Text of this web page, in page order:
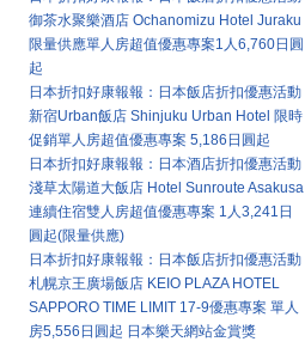
御茶水聚樂酒店 Ochanomizu Hotel Juraku
限量供應單人房超值優惠專案1人6,760日圓
起
日本折扣好康報報：日本飯店折扣優惠活動
新宿Urban飯店 Shinjuku Urban Hotel 限時
促銷單人房超值優惠專案 5,186日圓起
日本折扣好康報報：日本酒店折扣優惠活動
淺草太陽道大飯店 Hotel Sunroute Asakusa
連續住宿雙人房超值優惠專案 1人3,241日
圓起(限量供應)
日本折扣好康報報：日本飯店折扣優惠活動
札幌京王廣場飯店 KEIO PLAZA HOTEL
SAPPORO TIME LIMIT 17-9優惠專案 單人
房5,556日圓起 日本樂天網站金賞獎